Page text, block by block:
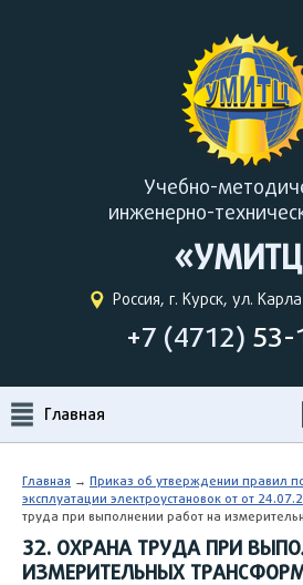
Учебно-
инженерно-
Россия, г. Курск, ул.
+7 (4712) 53-
Главная
Главная → Приказ об утверждении правил
эксплуатации электроустановок от от
труда при выполнении работ на
32. ОХРАНА ТРУДА ПРИ
ИЗМЕРИТЕЛЬНЫХ